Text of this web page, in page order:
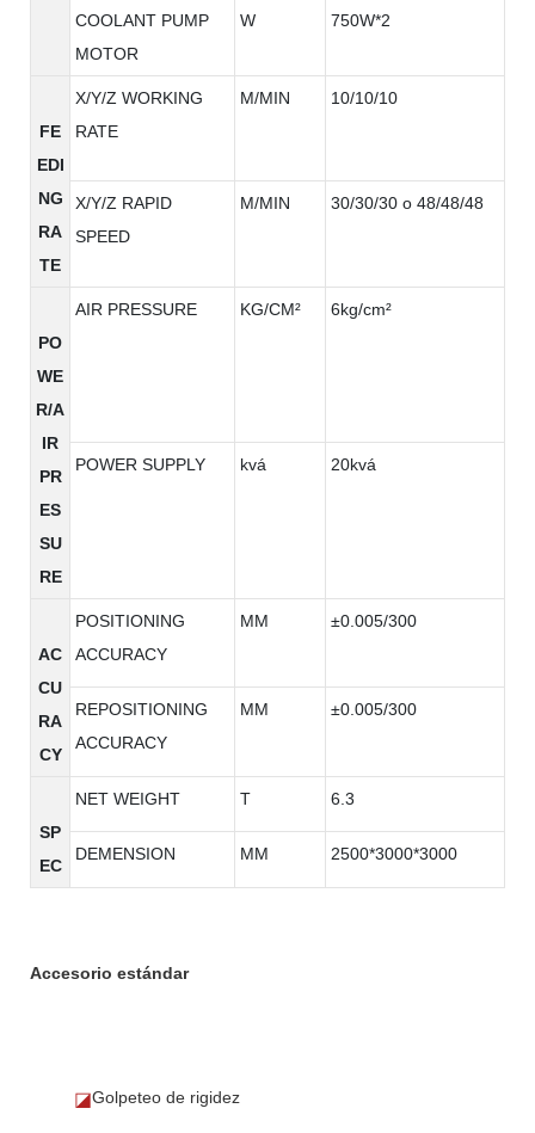
COOLANT PUMP
MOTOR
W 750W*2
FE
EDI
NG
RA
TE
X/Y/Z WORKING
RATE
M/MIN 10/10/10
X/Y/Z RAPID
SPEED
M/MIN 30/30/30 o 48/48/48
PO
WE
R/A
IR
PR
ES
SU
RE
AIR PRESSURE KG/CM² 6kg/cm²
POWER SUPPLY kvá 20kvá
AC
CU
RA
CY
POSITIONING
ACCURACY
MM ±0.005/300
REPOSITIONING
ACCURACY
MM ±0.005/300
SP
EC
NET WEIGHT T 6.3
DEMENSION MM 2500*3000*3000
Accesorio estándar
◪Golpeteo de rigidez